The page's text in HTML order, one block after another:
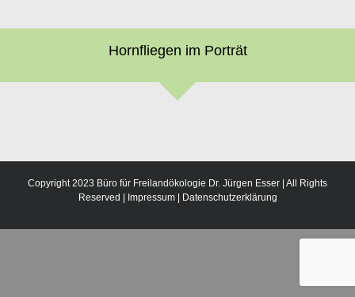
Hornfliegen im Porträt
Copyright 2023 Büro für Freilandökologie Dr. Jürgen Esser | All Rights
Reserved | Impressum| Datenschutzerklärung